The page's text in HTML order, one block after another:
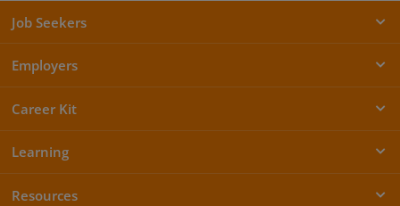
Job Seekers
Employers
Career Kit
Learning
Resources